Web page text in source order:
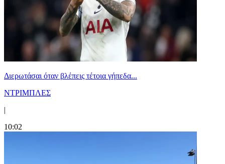
Διερωτάσαι όταν βλέπεις τέτοια γήπεδα...
ΝΤΡΙΜΠΛΕΣ
|
10:02